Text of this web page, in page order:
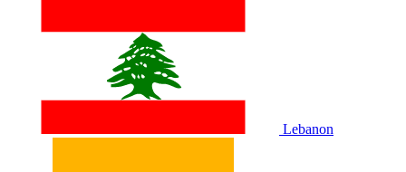
Lebanon